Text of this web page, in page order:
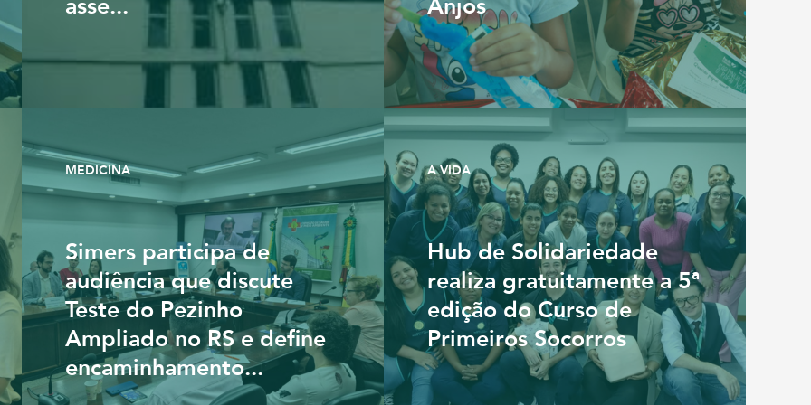
asse... Anjos
MEDICINA
Simers participa de
audiência que discute
Teste do Pezinho
Ampliado no RS e define
encaminhamento...
A VIDA
Hub de Solidariedade
realiza gratuitamente a 5ª
edição do Curso de
Primeiros Socorros